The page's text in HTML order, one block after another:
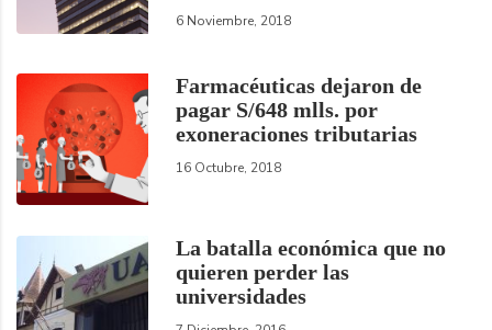
6 Noviembre, 2018
Farmacéuticas dejaron de
pagar S/648 mlls. por
exoneraciones tributarias
16 Octubre, 2018
La batalla económica que no
quieren perder las
universidades